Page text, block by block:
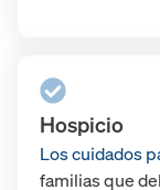
Hospicio
Los cuidados
familias que